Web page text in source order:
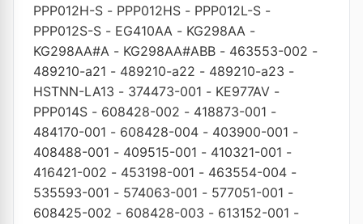
PPP012H-S - PPP012HS - PPP012L-S -
PPP012S-S - EG410AA - KG298AA -
KG298AA#A - KG298AA#ABB - 463553-002 -
489210-a21 - 489210-a22 - 489210-a23 -
HSTNN-LA13 - 374473-001 - KE977AV -
PPP014S - 608428-002 - 418873-001 -
484170-001 - 608428-004 - 403900-001 -
408488-001 - 409515-001 - 410321-001 -
416421-002 - 453198-001 - 463554-004 -
535593-001 - 574063-001 - 577051-001 -
608425-002 - 608428-003 - 613152-001 -